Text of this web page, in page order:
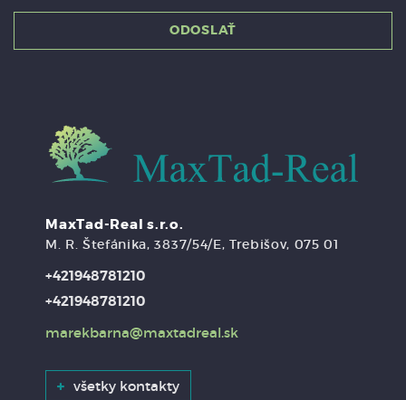
ODOSLAŤ
MaxTad-Real s.r.o.
M. R. Štefánika, 3837/54/E, Trebišov, 075 01
+421948781210
+421948781210
marekbarna@maxtadreal.sk
všetky kontakty